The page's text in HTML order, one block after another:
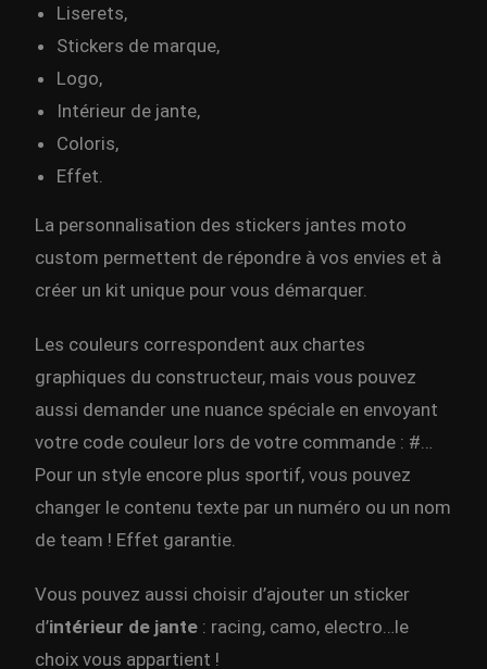
Liserets,
Stickers de marque,
Logo,
Intérieur de jante,
Coloris,
Effet.
La personnalisation des stickers jantes moto
custom permettent de répondre à vos envies et à
créer un kit unique pour vous démarquer.
Les couleurs correspondent aux chartes
graphiques du constructeur, mais vous pouvez
aussi demander une nuance spéciale en envoyant
votre code couleur lors de votre commande : #…
Pour un style encore plus sportif, vous pouvez
changer le contenu texte par un numéro ou un nom
de team ! Effet garantie.
Vous pouvez aussi choisir d’ajouter un sticker
d’intérieur de jante : racing, camo, electro…le
choix vous appartient !